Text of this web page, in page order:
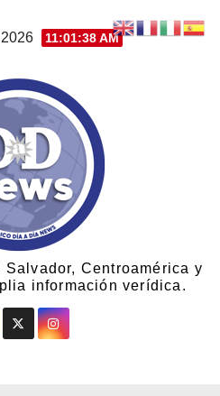
11:01:39 AM
Centroamérica y
información verídica.